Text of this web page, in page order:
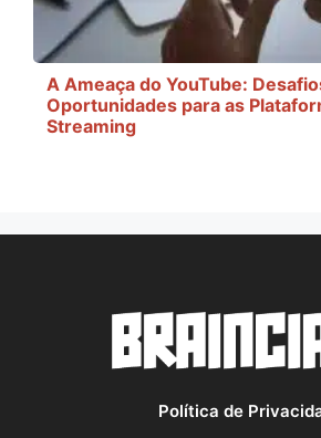
A Ameaça do YouTube:
Oportunidades para as
Streaming
Política de